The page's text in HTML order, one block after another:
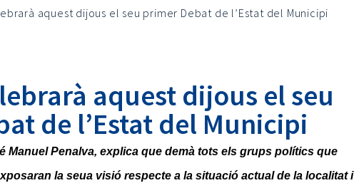
aquest dijous el seu primer Debat de l’Estat del Municipi
aquest dijous el seu
de l’Estat del Municipi
Manuel Penalva, explica que demà tots els grups polítics que
la seua visió respecte a la situació actual de la localitat i